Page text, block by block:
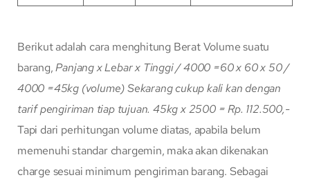
Berikut adalah cara menghitung Berat Volume suatu
barang,Panjang x Lebar x Tinggi / 4000 =60 x 60 x 50 /
4000 =45kg (volume)Sekarang cukup kali kan dengan
tarif pengiriman tiap tujuan. 45kg x 2500 = Rp. 112.500,-
Tapi dari perhitungan volume diatas, apabila belum
memenuhi standar chargemin, maka akan dikenakan
charge sesuai minimum pengiriman barang. Sebagai